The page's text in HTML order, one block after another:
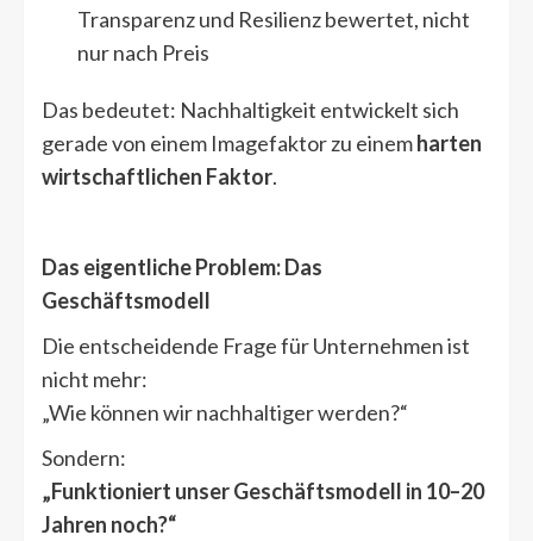
Transparenz und Resilienz bewertet, nicht
nur nach Preis
Das bedeutet: Nachhaltigkeit entwickelt sich
gerade von einem Imagefaktor zu einemharten
wirtschaftlichen Faktor.
Das eigentliche Problem: Das
Geschäftsmodell
Die entscheidende Frage für Unternehmen ist
nicht mehr:
„Wie können wir nachhaltiger werden?“
Sondern:
„Funktioniert unser Geschäftsmodell in 10–20
Jahren noch?“